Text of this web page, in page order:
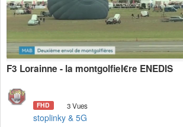
F3 Lorainne - la montgolfieÌ€re ENEDIS
FHD 3 Vues
stoplinky & 5G